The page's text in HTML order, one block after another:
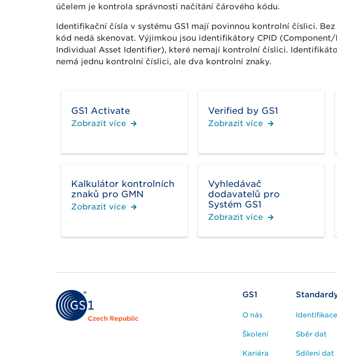
účelem je kontrola správnosti načítání čárového kódu.
Identifikační čísla v systému GS1 mají povinnou kontrolní číslici.
kód nedá skenovat. Výjimkou jsou identifikátory CPID
Individual Asset Identifier), které nemají kontrolní číslici.
nemá jednu kontrolní číslici, ale dva kontrolní znaky.
GS1 Activate
Zobrazit více
Verified by GS1
Zobrazit více
Kalkulátor kontrolních
znaků pro GMN
Zobrazit více
Vyhledávač
dodavatelů pro
Systém GS1
Zobrazit více
GS1
O nás
Školení
Kariéra
Identifikace
Sběr dat
Sdílení dat